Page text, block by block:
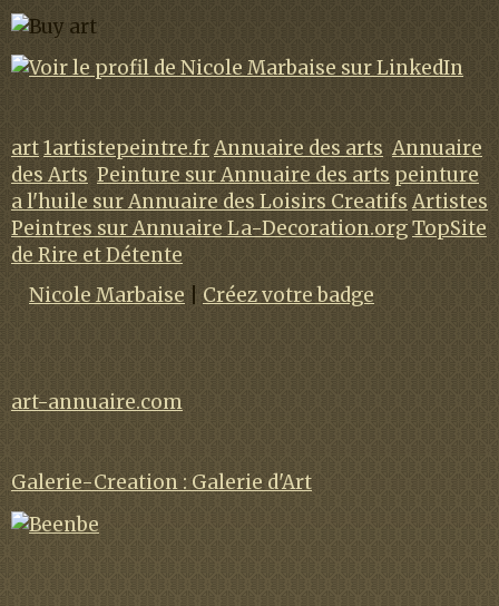
art1artistepeintre.frAnnuaire des arts Annuaire
des Arts Peinture sur Annuaire des arts peinture
a l'huile sur Annuaire des Loisirs Creatifs Artistes
Peintres sur Annuaire La-Decoration.orgTopSite
de Rire et Détente
Nicole Marbaise
Créez votre badge
art-annuaire.com
Galerie-Creation : Galerie d'Art